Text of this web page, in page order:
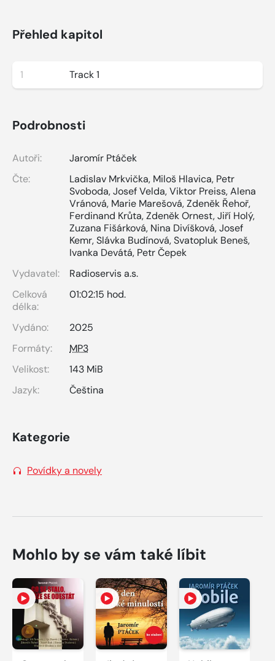
Přehled kapitol
1 Track 1
Podrobnosti
Autoři:
Jaromír Ptáček
Čte:
Ladislav Mrkvička, Miloš Hlavica, Petr
Svoboda,Josef Velda,Viktor Preiss,Alena
Vránová, Marie Marešová,Zdeněk Řehoř,
Ferdinand Krůta,Zdeněk Ornest,Jiří Holý,
Zuzana Fišárková, Nina Divíšková,Josef
Kemr,Slávka Budínová,Svatopluk Beneš,
Ivanka Devátá, Petr Čepek
Vydavatel:
Radioservis a.s.
Celková
délka:
01:02:15 hod.
Vydáno:
2025
Formáty:
MP3
Velikost:
143 MiB
Jazyk:
Čeština
Kategorie
Povídky a novely
Mohlo by se vám také líbit